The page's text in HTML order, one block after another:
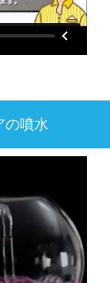
の噴水